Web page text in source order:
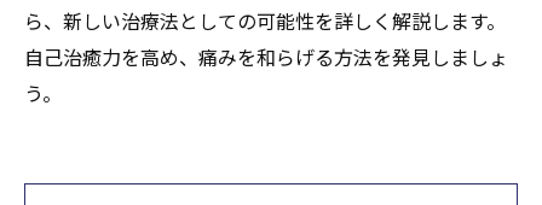
ら、新しい治療法としての可能性を詳しく解説します。
自己治癒力を高め、痛みを和らげる方法を発見しましょ
う。